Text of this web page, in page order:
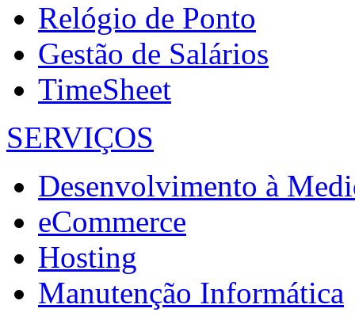
Relógio de Ponto
Gestão de Salários
TimeSheet
SERVIÇOS
Desenvolvimento à
eCommerce
Hosting
Manutenção Informática